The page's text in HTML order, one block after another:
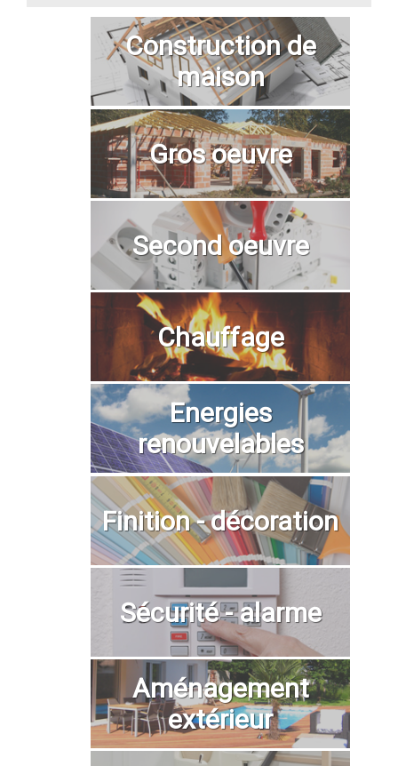
Construction de
maison
Gros oeuvre
Second oeuvre
Chauffage
Energies
renouvelables
Finition - décoration
Sécurité - alarme
Aménagement
extérieur